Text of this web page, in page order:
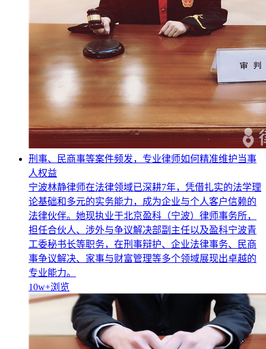
刑事、民商事等案件频发，专业律师如何精准维护当事
人权益
宁波林静律师在法律领域已深耕7年，凭借扎实的法学理
论基础和多元的实务能力，成为企业与个人客户信赖的
法律伙伴。她现执业于北京盈科（宁波）律师事务所，
担任合伙人、涉外与争议解决部副主任以及盈科宁波青
工委秘书长等职务，在刑事辩护、企业法律事务、民商
事争议解决、家事与财富管理等多个领域展现出卓越的
专业能力。
10w+浏览